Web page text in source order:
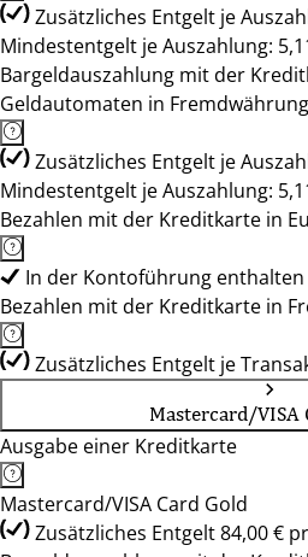
Zusätzliches Entgelt je
Mindestentgelt je Auszahlung:
Bargeldauszahlung mit der
Geldautomaten in Fremdwährung
Zusätzliches Entgelt je
Mindestentgelt je Auszahlung:
Bezahlen mit der Kreditkarte in
In der Kontoführung enthalten
Bezahlen mit der Kreditkarte in
Zusätzliches Entgelt je
Mastercard/VISA
Ausgabe einer Kreditkarte
Mastercard/VISA Card Gold
Zusätzliches Entgelt 84,00 €